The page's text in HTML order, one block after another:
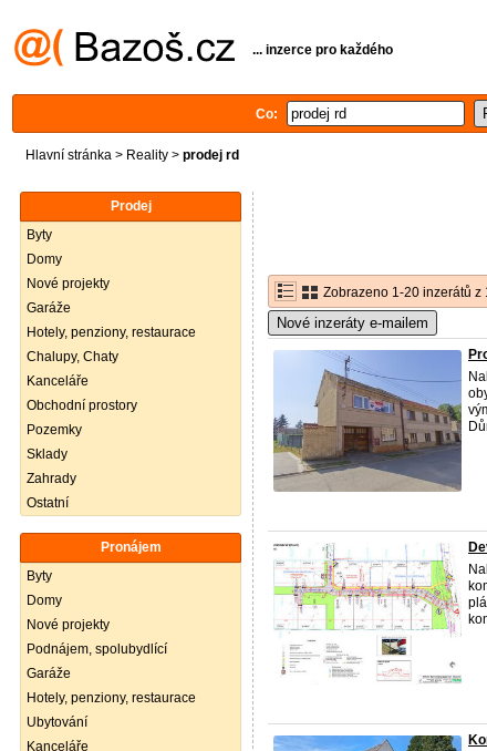
... inzerce pro každého
Co:
Hlavní stránka > Reality > prodej rd
Prodej
Byty
Domy
Nové projekty
Garáže
Hotely, penziony, restaurace
Chalupy, Chaty
Kanceláře
Obchodní prostory
Pozemky
Sklady
Zahrady
Ostatní
Pronájem
Byty
Domy
Nové projekty
Podnájem, spolubydlící
Garáže
Hotely, penziony, restaurace
Ubytování
Kanceláře
Zobrazeno 1-20 inzerátů z
Nové inzeráty e-mailem